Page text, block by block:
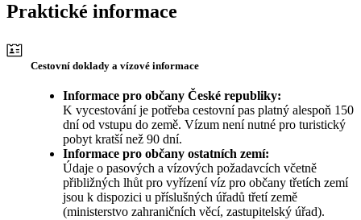
Praktické informace
Cestovní doklady a vízové informace
Informace pro občany České republiky:
K vycestování je potřeba cestovní pas platný alespoň 150
dní od vstupu do země. Vízum není nutné pro turistický
pobyt kratší než 90 dní.
Informace pro občany ostatních zemí:
Údaje o pasových a vízových požadavcích včetně
přibližných lhůt pro vyřízení víz pro občany třetích zemí
jsou k dispozici u příslušných úřadů třetí země
(ministerstvo zahraničních věcí, zastupitelský úřad).